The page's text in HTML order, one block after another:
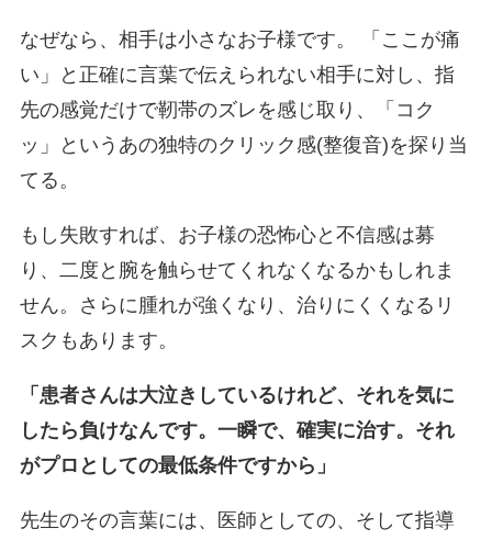
なぜなら、相手は小さなお子様です。 「ここが痛
い」と正確に言葉で伝えられない相手に対し、指
先の感覚だけで靭帯のズレを感じ取り、「コク
ッ」というあの独特のクリック感(整復音)を探り当
てる。
もし失敗すれば、お子様の恐怖心と不信感は募
り、二度と腕を触らせてくれなくなるかもしれま
せん。さらに腫れが強くなり、治りにくくなるリ
スクもあります。
「患者さんは大泣きしているけれど、それを気に
したら負けなんです。一瞬で、確実に治す。それ
がプロとしての最低条件ですから」
先生のその言葉には、医師としての、そして指導